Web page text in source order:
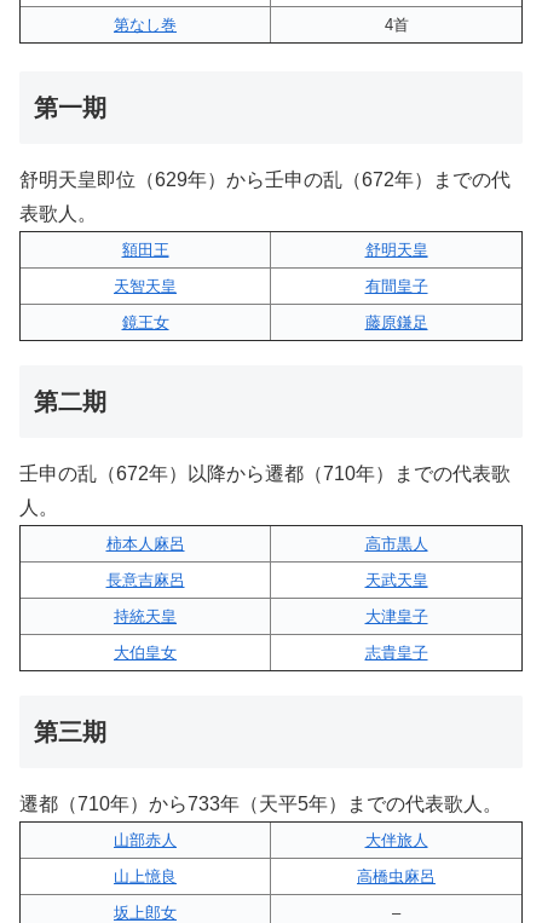
第なし巻
4首
第一期
舒明天皇即位（629年）から壬申の乱（672年）までの代
表歌人。
額田王
舒明天皇
天智天皇
有間皇子
鏡王女
藤原鎌足
第二期
壬申の乱（672年）以降から遷都（710年）までの代表歌
人。
柿本人麻呂
高市黒人
長意吉麻呂
天武天皇
持統天皇
大津皇子
大伯皇女
志貴皇子
第三期
遷都（710年）から733年（天平5年）までの代表歌人。
山部赤人
大伴旅人
山上憶良
高橋虫麻呂
坂上郎女
–